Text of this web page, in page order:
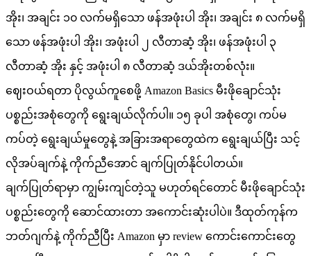
အိုး၊ အချင်း ၁၀ လက်မရှိသော ဖန်အဖုံးပါ အိုး၊ အချင်း ၈ လက်မရှိ
သော ဖန်အဖုံးပါ အိုး၊ အဖုံးပါ ၂ လီတာဆံ့ အိုး၊ ဖန်အဖုံးပါ ၃
လီတာဆံ့ အိုး နှင့် အဖုံးပါ ၈ လီတာဆံ့ ဒယ်အိုးတစ်လုံး။
ဈေးဝယ်ရတာ ပိုလွယ်ကူစေဖို့ Amazon Basics မီးဖိုချောင်သုံး
ပစ္စည်းအစုံတွေကို ရွေးချယ်လိုက်ပါ။ ၁၅ ခုပါ အစုံတွေ၊ ကပ်မ
ကပ်တဲ့ ရွေးချယ်မှုတွေနဲ့ အခြားအရာတွေထဲက ရွေးချယ်ပြီး သင့်
လိုအပ်ချက်နဲ့ ကိုက်ညီအောင် ချက်ပြုတ်နိုင်ပါတယ်။
ချက်ပြုတ်ရာမှာ ကျွမ်းကျင်တဲ့သူ မဟုတ်ရင်တောင် မီးဖိုချောင်သုံး
ပစ္စည်းတွေကို ဆောင်ထားတာ အကောင်းဆုံးပါပဲ။ ဒီထုတ်ကုန်က
ဘတ်ဂျက်နဲ့ ကိုက်ညီပြီး Amazon မှာ review ကောင်းကောင်းတွေ